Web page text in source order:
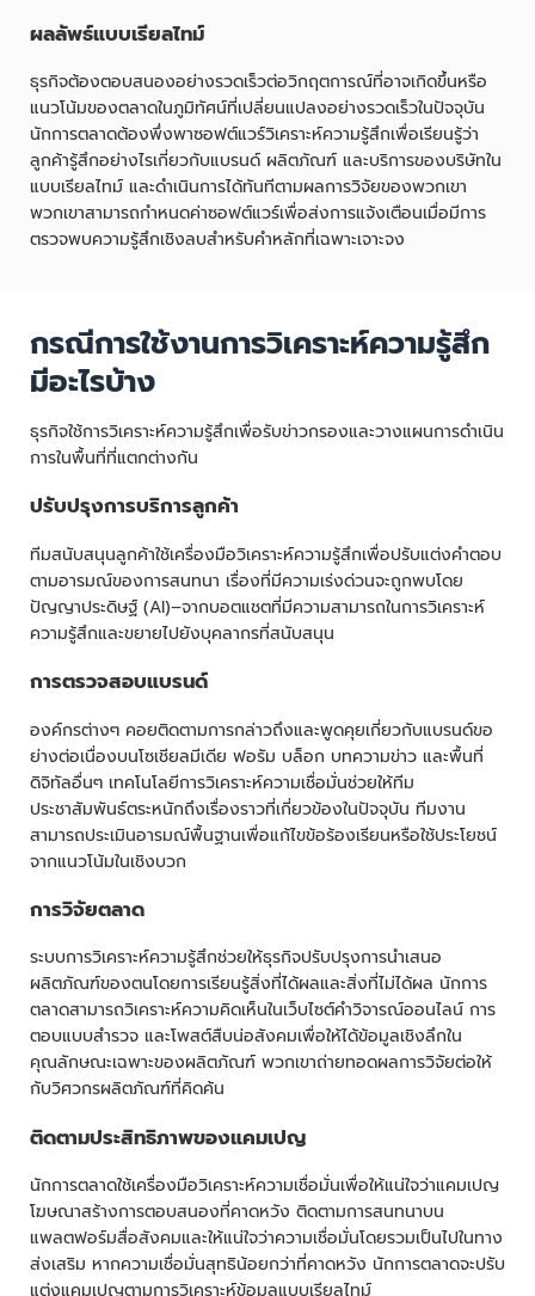
ผลลัพธ์แบบเรียลไทม์
ธุรกิจต้องตอบสนองอย่างรวดเร็วต่อวิกฤตการณ์ที่อาจเกิดขึ้นหรือ
แนวโน้มของตลาดในภูมิทัศน์ที่เปลี่ยนแปลงอย่างรวดเร็วในปัจจุบัน
นักการตลาดต้องพึ่งพาซอฟต์แวร์วิเคราะห์ความรู้สึกเพื่อเรียนรู้ว่า
ลูกค้ารู้สึกอย่างไรเกี่ยวกับแบรนด์ ผลิตภัณฑ์ และบริการของบริษัทใน
แบบเรียลไทม์ และดำเนินการได้ทันทีตามผลการวิจัยของพวกเขา
พวกเขาสามารถกำหนดค่าซอฟต์แวร์เพื่อส่งการแจ้งเตือนเมื่อมีการ
ตรวจพบความรู้สึกเชิงลบสำหรับคำหลักที่เฉพาะเจาะจง
กรณีการใช้งานการวิเคราะห์ความรู้สึก
มีอะไรบ้าง
ธุรกิจใช้การวิเคราะห์ความรู้สึกเพื่อรับข่าวกรองและวางแผนการดำเนิน
การในพื้นที่ที่แตกต่างกัน
ปรับปรุงการบริการลูกค้า
ทีมสนับสนุนลูกค้าใช้เครื่องมือวิเคราะห์ความรู้สึกเพื่อปรับแต่งคำตอบ
ตามอารมณ์ของการสนทนา เรื่องที่มีความเร่งด่วนจะถูกพบโดย
ปัญญาประดิษฐ์ (AI)–จากบอตแชตที่มีความสามารถในการวิเคราะห์
ความรู้สึกและขยายไปยังบุคลากรที่สนับสนุน
การตรวจสอบแบรนด์
องค์กรต่างๆ คอยติดตามการกล่าวถึงและพูดคุยเกี่ยวกับแบรนด์ขอ
ย่างต่อเนื่องบนโซเชียลมีเดีย ฟอรัม บล็อก บทความข่าว และพื้นที่
ดิจิทัลอื่นๆ เทคโนโลยีการวิเคราะห์ความเชื่อมั่นช่วยให้ทีม
ประชาสัมพันธ์ตระหนักถึงเรื่องราวที่เกี่ยวข้องในปัจจุบัน ทีมงาน
สามารถประเมินอารมณ์พื้นฐานเพื่อแก้ไขข้อร้องเรียนหรือใช้ประโยชน์
จากแนวโน้มในเชิงบวก
การวิจัยตลาด
ระบบการวิเคราะห์ความรู้สึกช่วยให้ธุรกิจปรับปรุงการนำเสนอ
ผลิตภัณฑ์ของตนโดยการเรียนรู้สิ่งที่ได้ผลและสิ่งที่ไม่ได้ผล นักการ
ตลาดสามารถวิเคราะห์ความคิดเห็นในเว็บไซต์คำวิจารณ์ออนไลน์ การ
ตอบแบบสำรวจ และโพสต์สืบน่อสังคมเพื่อให้ได้ข้อมูลเชิงลึกใน
คุณลักษณะเฉพาะของผลิตภัณฑ์ พวกเขาถ่ายทอดผลการวิจัยต่อให้
กับวิศวกรผลิตภัณฑ์ที่คิดค้น
ติดตามประสิทธิภาพของแคมเปญ
นักการตลาดใช้เครื่องมือวิเคราะห์ความเชื่อมั่นเพื่อให้แน่ใจว่าแคมเปญ
โฆษณาสร้างการตอบสนองที่คาดหวัง ติดตามการสนทนาบน
แพลตฟอร์มสื่อสังคมและให้แน่ใจว่าความเชื่อมั่นโดยรวมเป็นไปในทาง
ส่งเสริม หากความเชื่อมั่นสุทธิน้อยกว่าที่คาดหวัง นักการตลาดจะปรับ
แต่งแคมเปญตามการวิเคราะห์ข้อมูลแบบเรียลไทม์